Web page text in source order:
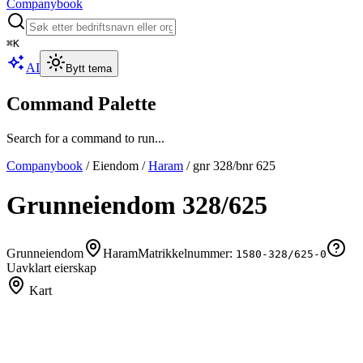
Companybook
⌘K
AI Bytt tema
Command Palette
Search for a command to run...
Companybook /Eiendom /Haram / gnr328/bnr625
Grunneiendom 328/625
Grunneiendom HaramMatrikkelnummer: 1580-328/625-0
Uavklart eierskap
Kart